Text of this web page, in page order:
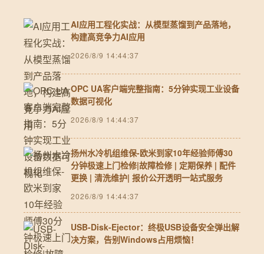
AI应用工程化实战：从模型蒸馏到产品落地，
构建高竞争力AI应用
2026/8/9 14:44:37
OPC UA客户端完整指南：5分钟实现工业设备
数据可视化
2026/8/9 14:44:37
扬州水冷机组维保-欧米到家10年经验师傅30
分钟极速上门检修|故障检修 | 定期保养 | 配件
更换 | 清洗维护| 报价公开透明一站式服务
2026/8/9 14:44:37
USB-Disk-Ejector：终极USB设备安全弹出解
决方案，告别Windows占用烦恼！